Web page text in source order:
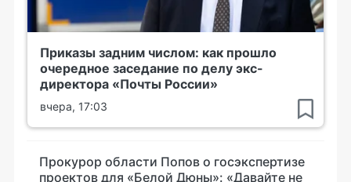
Приказы задним числом: как прошло
очередное заседание по делу экс-
директора «Почты России»
вчера, 17:03
Прокурор области Попов о госэкспертизе
проектов для «Белой Дюны»: «Давайте не